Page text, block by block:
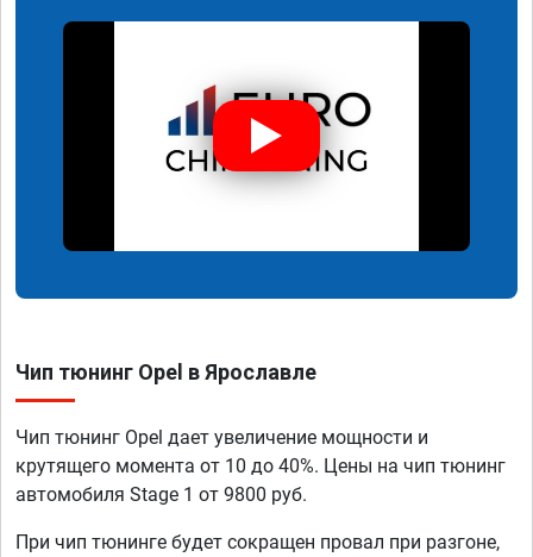
Чип тюнинг Opel в Ярославле
Чип тюнинг Opel дает увеличение мощности и
крутящего момента от 10 до 40%. Цены на чип тюнинг
автомобиля Stage 1 от 9800 руб.
При чип тюнинге будет сокращен провал при разгоне,